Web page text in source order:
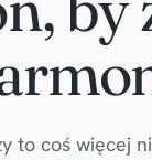
to coś więcej